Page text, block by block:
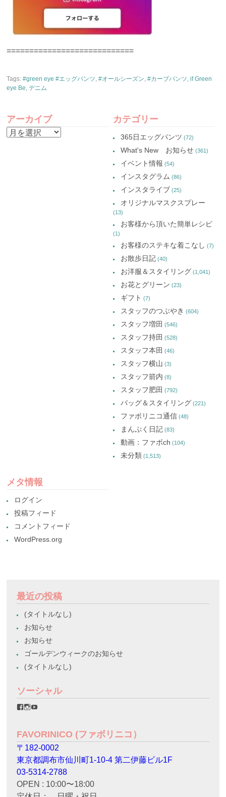
============================
Tags:#green eye #エッグパンツ,#オールシーズン,#カーブパンツ,if Green
eye Be,デニム
アーカイブ
ア
カテゴリー
365日エッグパンツ (72)
What's New お知らせ(361)
イベント情報 (54)
インスタグラム (86)
インスタライブ (25)
オリジナルマスクスプレー
(13)
お客様から頂いた簡単レシピ
(1)
お客様のステキな着こなし (7)
お散歩日記(40)
お洋服＆スタイリング (1,041)
お花とグリーン (23)
ギフト (7)
スタッフのつぶやき (604)
スタッフ増田 (546)
スタッフ持田 (528)
スタッフ本田 (46)
スタッフ横山 (3)
スタッフ箭内 (8)
スタッフ肥田 (792)
バッグ＆スタイリング (221)
ファボリニコ通信 (48)
まんぷく日記(83)
動画：ファボch (104)
未分類 (1,513)
メタ情報
ログイン
投稿フィード
コメントフィード
WordPress.org
最近の投稿
(タイトルなし)
お知らせ
お知らせ
ゴールデンウィークのお知らせ
(タイトルなし)
ソーシャル
favorinico.jp
プ
ロ
フ
ィ
ー
ル
Facebook
で
favorinico.jp
プ
ロ
フ
ィ
ー
ル
Instagram
で
プ
ロ
フ
ィ
ー
ル
YouTube
で
FAVORINICO (ファボリニコ）
〒182-0002
東京都調布市仙川町1-10-4 第二伊藤ビル1F
03-5314-2788
OPEN : 10:00〜18:00